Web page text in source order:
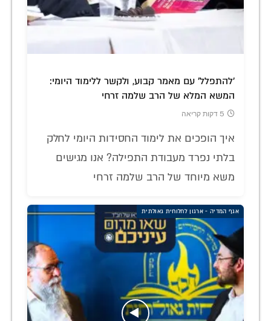
'להתפלל' עם מאמר קבוע, ולקשר ללימוד היומי:
המשא המלא של הרב שלמה זרחי
5 דקות קריאה
איך הופכים את לימוד החסידות היומי לחלק
בלתי נפרד מעבודת התפילה? אנו מגישים
משא מיוחד של הרב שלמה זרחי
אגף המדיה - ארגון לחלוחית גאולתית